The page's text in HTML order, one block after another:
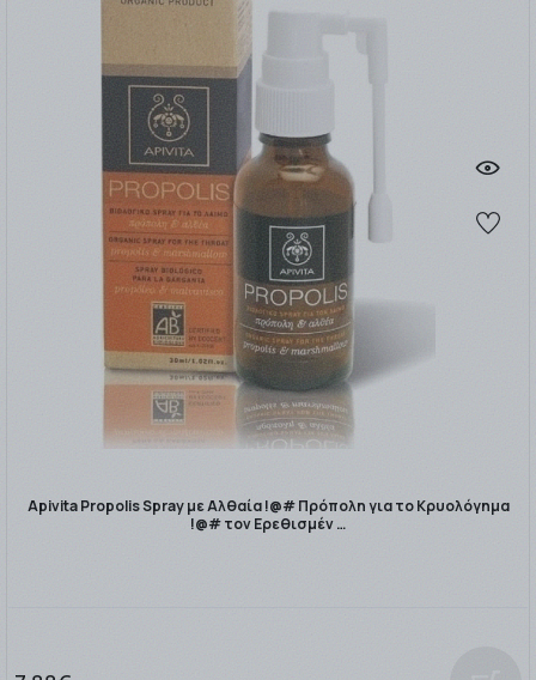
Apivita Propolis Spray με Αλθαία !@# Πρόπολη για το Κρυολόγημα
!@# τον Ερεθισμέν …